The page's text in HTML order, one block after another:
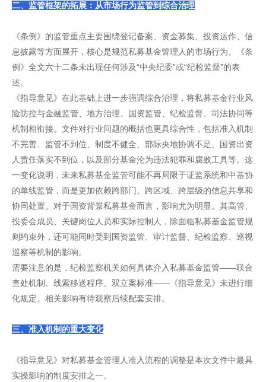
二、监管框架的拓展：从市场行为监管到综合治理
《条例》的监管重点主要围绕登记备案、资金募集、投资运作、信
息披露等方面展开，核心是规范私募基金管理人的市场行为。《条
例》全文六十二条未出现任何涉及“中央纪委”或“纪检监督”的表
述。
《指导意见》在此基础上进一步强调综合治理，将私募基金行业风
险防控与金融监管、地方治理、国资监管、纪检监督、司法协同等
机制相衔接。文件对行业问题的概括也更具综合性，包括准入机制
不完善、监管不到位、制度不健全、部际央地协调不足、国资出资
人责任落实不到位，以及部分基金沦为违法犯罪和腐败工具等。这
一变化说明，未来私募基金监管可能不再局限于证监系统和中基协
的单线监管，而是更加依赖跨部门、跨区域、跨层级的信息共享和
协同处置。对于国资背景私募基金而言，影响尤为明显。其高管、
投委会成员、关键岗位人员和实际控制人，除面临私募基金监管规
则约束外，还可能同时受到国资监管、审计监督、纪检监察、巡视
巡察等机制的影响。
需要注意的是，纪检监察机关如何具体介入私募基金监管——联合
查处机制、线索移送程序、双立案标准——《指导意见》未进行细
化规定。相关影响有待观察后续配套安排。
三、准入机制的重大变化
《指导意见》对私募基金管理人准入流程的调整是本次文件中最具
实操影响的制度安排之一。